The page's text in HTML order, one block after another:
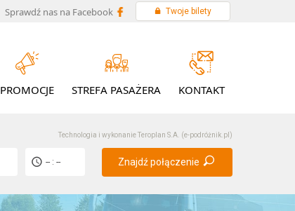
Sprawdź nas na Facebook Twoje bilety
PROMOCJE STREFA PASAŻERA KONTAKT
Technologia i wykonanieTeroplan S.A. (e-podróżnik.pl)
-- : -- Znajdź połączenie